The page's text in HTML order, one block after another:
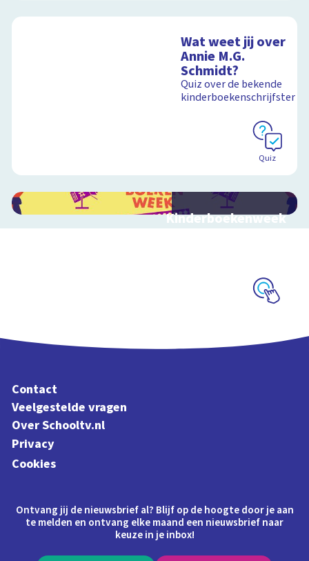
Wat weet jij over
Annie M.G.
Schmidt?
Quiz over de bekende
kinderboekenschrijfster
Quiz
Kinderboekenweek
2026
Contact
Veelgestelde vragen
Over Schooltv.nl
Privacy
Cookies
Ontvang jij de nieuwsbrief al? Blijf op de hoogte door je aan
te melden en ontvang elke maand een nieuwsbrief naar
keuze in je inbox!